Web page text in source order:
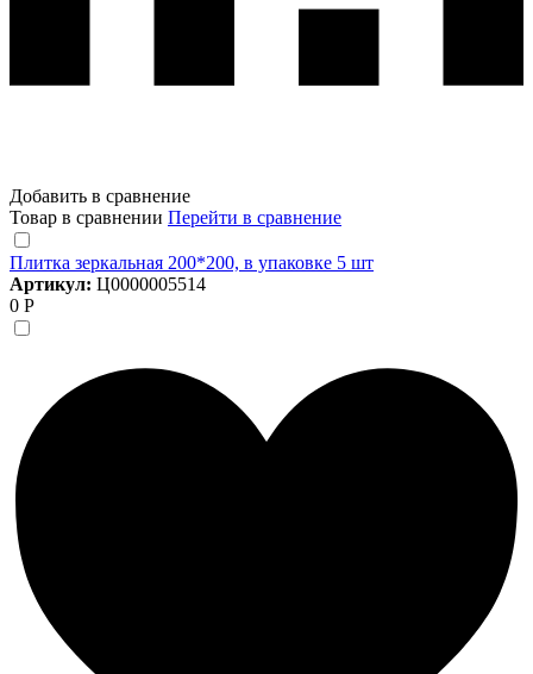
Добавить в сравнение
Товар в сравнении Перейти в сравнение
Плитка зеркальная 200*200, в упаковке 5 шт
Артикул: Ц0000005514
0 Р